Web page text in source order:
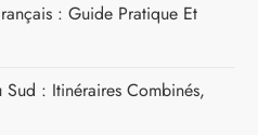
: Guide Pratique Et
: Itinéraires Combinés,